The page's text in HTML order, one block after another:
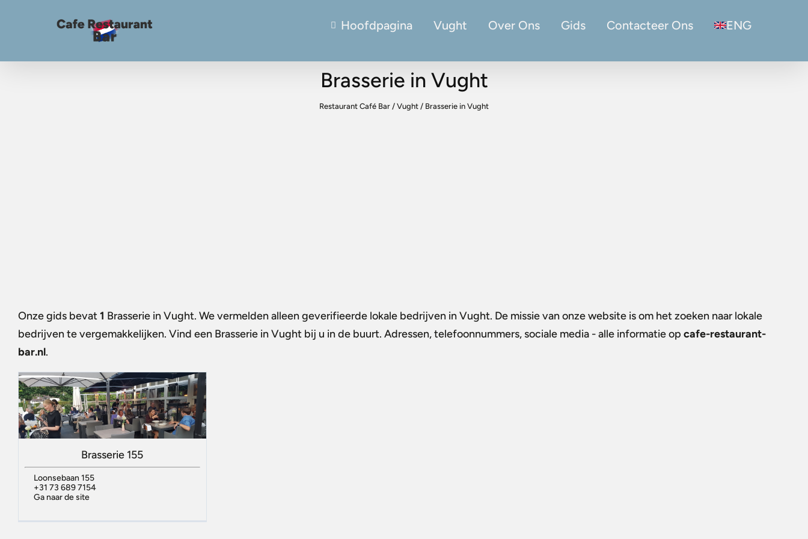
Hoofdpagina Vught Over Ons Gids Contacteer Ons ENG
Brasserie in Vught
Restaurant Café Bar / Vught / Brasserie in Vught
Onze gids bevat1 Brasserie in Vught. We vermelden alleen geverifieerde lokale bedrijven in Vught. De missie van onze website is om het zoeken naar lokale
bedrijven te vergemakkelijken. Vind een Brasserie in Vught bij u in de buurt. Adressen, telefoonnummers, sociale media - alle informatie op cafe-restaurant-
bar.nl.
Brasserie 155
Loonsebaan 155
+31 73 689 7154
Ga naar de site